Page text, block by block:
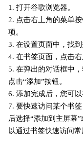
1. 打开谷歌浏览器。
2. 点击右上角的菜单
项。
3. 在设置页面中，找到
4. 在书签页面，点击右
5. 在弹出的对话框中
点击“添加”按钮。
6. 添加完成后，您可
7. 要快速访问某个书
后选择“添加到主屏幕
以通过书签快速访问常